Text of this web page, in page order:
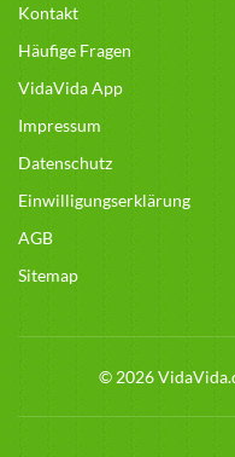
Kontakt
Häufige Fragen
VidaVida App
Impressum
Datenschutz
Einwilligungserklärung
AGB
Sitemap
© 2026